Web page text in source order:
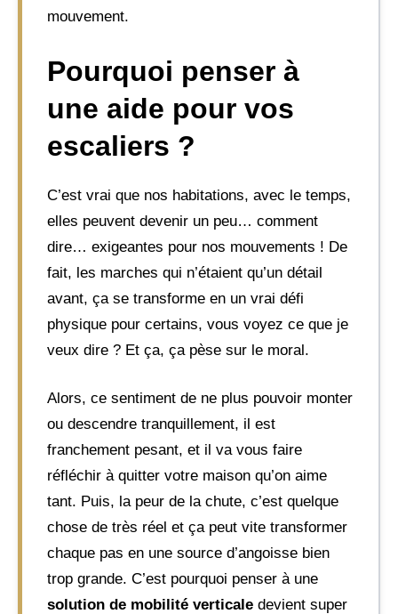
mouvement.
Pourquoi penser à
une aide pour vos
escaliers ?
C’est vrai que nos habitations, avec le temps,
elles peuvent devenir un peu… comment
dire… exigeantes pour nos mouvements ! De
fait, les marches qui n’étaient qu’un détail
avant, ça se transforme en un vrai défi
physique pour certains, vous voyez ce que je
veux dire ? Et ça, ça pèse sur le moral.
Alors, ce sentiment de ne plus pouvoir monter
ou descendre tranquillement, il est
franchement pesant, et il va vous faire
réfléchir à quitter votre maison qu’on aime
tant. Puis, la peur de la chute, c’est quelque
chose de très réel et ça peut vite transformer
chaque pas en une source d’angoisse bien
trop grande. C’est pourquoi penser à une
solution de mobilité verticale devient super